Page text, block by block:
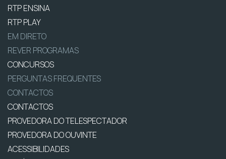
RTP ENSINA
RTP PLAY
EM DIRETO
REVER PROGRAMAS
CONCURSOS
PERGUNTAS FREQUENTES
CONTACTOS
CONTACTOS
PROVEDORA DO TELESPECTADOR
PROVEDORA DO OUVINTE
ACESSIBILIDADES